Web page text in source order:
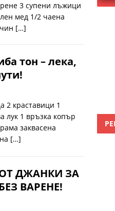
3 супени лъжици
мед 1/2 чаена
[…]
тон – лека,
2 краставици 1
лук 1 връзка копър
заквасена
[…]
ДЖАНКИ ЗА
ВАРЕНЕ!